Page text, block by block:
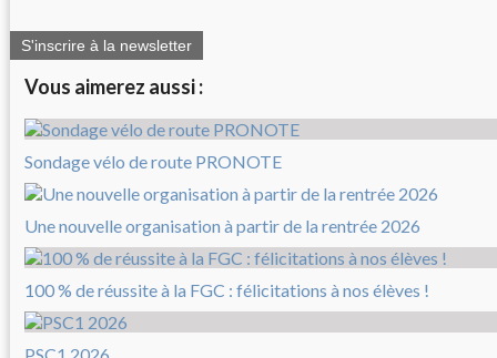
S'inscrire à la newsletter
Vous aimerez aussi :
Sondage vélo de route PRONOTE
Une nouvelle organisation à partir de la rentrée 2026
100 % de réussite à la FGC : félicitations à nos élèves !